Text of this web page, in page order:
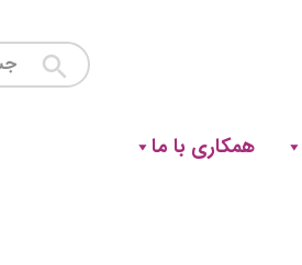
همکاری با ما